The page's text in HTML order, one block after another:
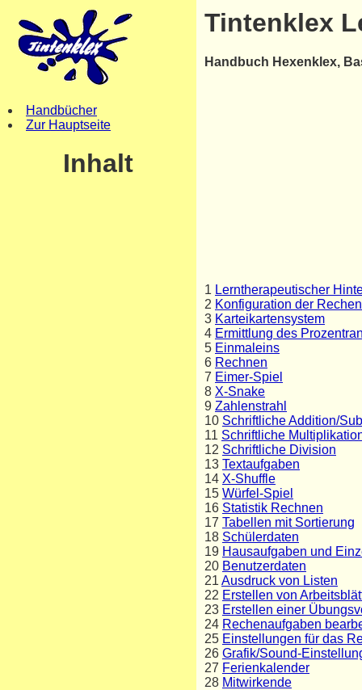
Tintenklex
Handbuch Hexenklex,
Handbücher
Zur Hauptseite
Inhalt
1 Lerntherapeutischer
2 Konfiguration der
3 Karteikartensystem
4 Ermittlung des
5 Einmaleins
6 Rechnen
7 Eimer-Spiel
8 X-Snake
9 Zahlenstrahl
10 Schriftliche Addition/
11 Schriftliche
12 Schriftliche Division
13 Textaufgaben
14 X-Shuffle
15 Würfel-Spiel
16 Statistik Rechnen
17 Tabellen mit Sortierung
18 Schülerdaten
19 Hausaufgaben und
20 Benutzerdaten
21 Ausdruck von Listen
22 Erstellen von
23 Erstellen einer
24 Rechenaufgaben
25 Einstellungen für das
26 Grafik/Sound-
27 Ferienkalender
28 Mitwirkende